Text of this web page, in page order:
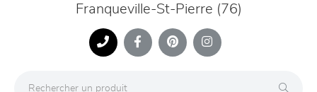
Franqueville-St-Pierre (76)